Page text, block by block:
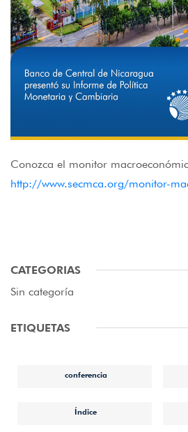
Conozca el monitor
http://www.secmca.org/monitor-
CATEGORIAS
Sin categoría
ETIQUETAS
conferencia
Índice